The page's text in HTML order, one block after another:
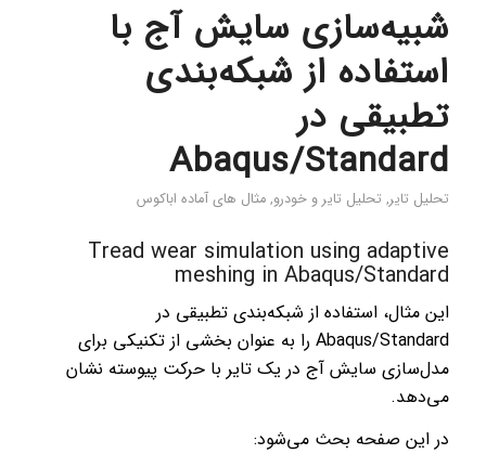
شبیه‌سازی سایش آج با
استفاده از شبکه‌بندی
تطبیقی ​​در
Abaqus/Standard
تحلیل تایر, تحلیل تایر و خودرو, مثال های آماده اباکوس
Tread wear simulation using adaptive
meshing in Abaqus/Standard
این مثال، استفاده از شبکه‌بندی تطبیقی ​​در
Abaqus/Standard را به عنوان بخشی از تکنیکی برای
مدل‌سازی سایش آج در یک تایر با حرکت پیوسته نشان
می‌دهد.
در این صفحه بحث می‌شود: